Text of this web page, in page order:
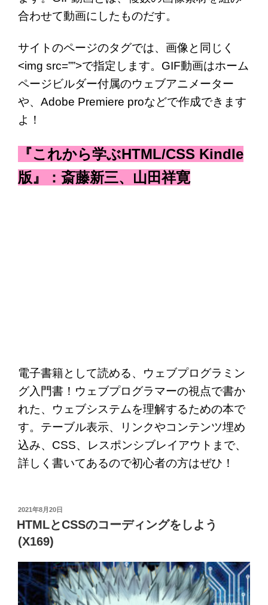
合わせて動画にしたものだす。
サイトのページのタグでは、画像と同じく
<img src=””>で指定します。GIF動画はホーム
ページビルダー付属のウェブアニメーター
や、Adobe Premiere proなどで作成できます
よ！
『これから学ぶHTML/CSS Kindle
版』：斎藤新三、山田祥寛
電子書籍として読める、ウェブプログラミン
グ入門書！ウェブプログラマーの視点で書か
れた、ウェブシステムを理解するための本で
す。テーブル表示、リンクやコンテンツ埋め
込み、CSS、レスポンシブレイアウトまで、
詳しく書いてあるので初心者の方はぜひ！
投
稿
日:
2021年8月20日
HTMLとCSSのコーディングをしよう
(X169)